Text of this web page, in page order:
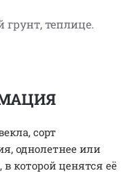
теплице.
сорт
однолетнее или
которой ценятся её